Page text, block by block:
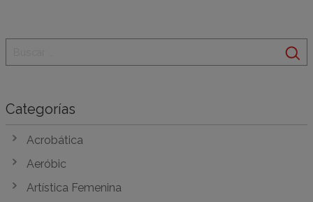
Categorías
Acrobática
Aeróbic
Artística Femenina